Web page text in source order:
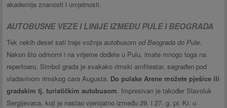
akademije znanosti i umjetnosti.
AUTOBUSNE VEZE I LINIJE IZMEĐU PULE I BEOGRADA
Tek nekih deset sati traje vožnja autobusom od Beograda do Pule.
Nakon što odmorni i na vrijeme dođete u Pulu, imate mnogo toga na
repertoaru. Simbol grada je svakako rimski amfiteatar, sagrađen pod
vladavinom rimskog cara Augusta. Do pulske Arene možete pješice ili
gradskim tj. turističkim autobusom. Impresivan je također Slavoluk
Sergijevaca, koji je nastao vjerojatno između 29. i 27. g. pr. Kr. u